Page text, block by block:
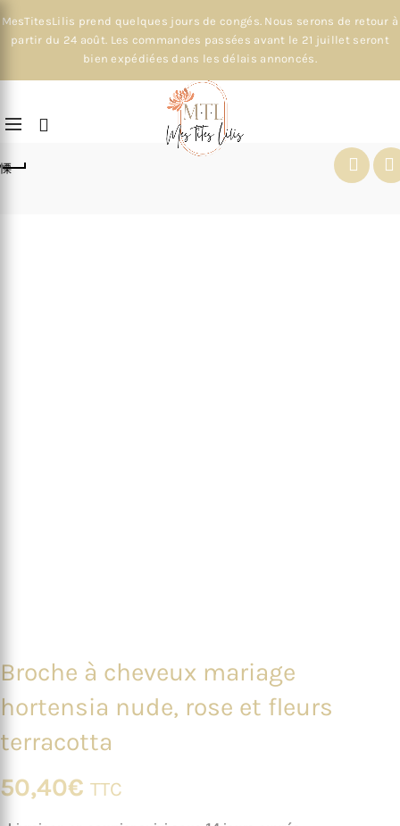
MesTitesLilis prend quelques jours de congés. Nous serons de retour à
partir du 24 août. Les commandes passées avant le 21 juillet seront
bien expédiées dans les délais annoncés.
Broche à cheveux mariage
hortensia nude, rose et fleurs
terracotta
50,40€ TTC